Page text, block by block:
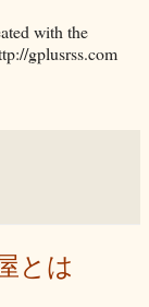
with the
gplusrss.com
とは